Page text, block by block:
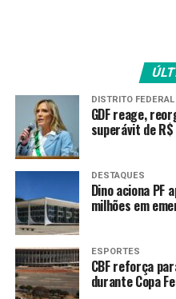
O pagamento será
com crédito para
A folha líquida do Poder
junho totalizaR$ 1,1
A antecipação garante que
salários disponíveis em
Seleção Brasileira pela
feira, em razão do jogo do
órgãos da administração
instituições bancárias será
Secretaria da Economia –
DISTRITO FEDERAL
GDF reage,
superávit de
DESTAQUES
Dino aciona PF
milhões em
ESPORTES
CBF reforça
durante Copa